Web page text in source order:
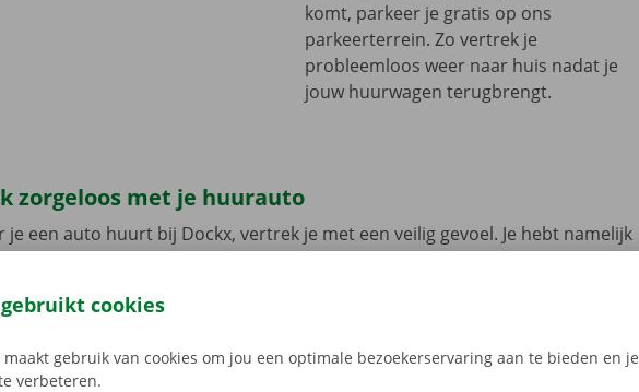
komt, parkeer je gratis op ons
parkeerterrein. Zo vertrek je
probleemloos weer naar huis nadat je
jouw huurwagen terugbrengt.
zorgeloos met je huurauto
je een auto huurt bij Dockx, vertrek je met een veilig gevoel. Je hebt namelijk
de staat van de auto voor vertrek samen in beeld.
cookies
maakt gebruik van cookies om jou een optimale bezoekerservaring aan te bieden en je
verbeteren.